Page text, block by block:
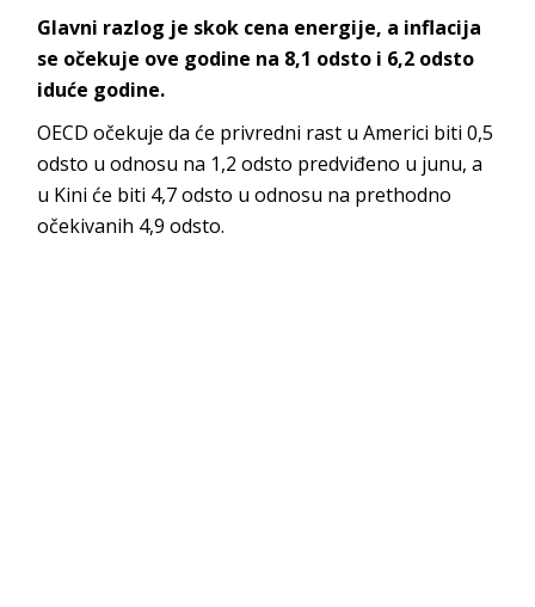
Glavni razlog je skok cena energije, a inflacija
se očekuje ove godine na 8,1 odsto i 6,2 odsto
iduće godine.
OECD očekuje da će privredni rast u Americi biti 0,5
odsto u odnosu na 1,2 odsto predviđeno u junu, a
u Kini će biti 4,7 odsto u odnosu na prethodno
očekivanih 4,9 odsto.